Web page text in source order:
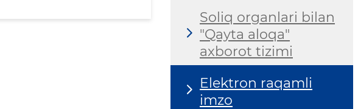
Soliq organlari bilan
"Qayta aloqa"
axborot tizimi
Elektron raqamli
imzo